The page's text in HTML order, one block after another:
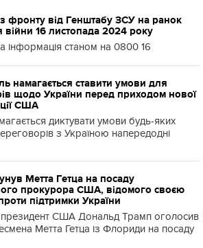
фронту від Генштабу ЗСУ на ранок
війни 16 листопада 2024 року
інформація станом на 0800 16
намагається ставити умови для
щодо України перед приходом нової
США
диктувати умови будь-яких
з Україною напередодні
Метта Гетца на посаду
прокурора США, відомого своєю
підтримки України
президент США Дональд Трамп оголосив
Метта Гетца із Флориди на посаду